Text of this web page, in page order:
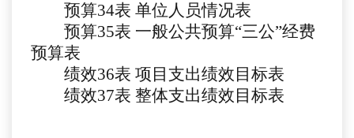
预算34表 单位人员情况表
预算35表 一般公共预算“三公”经费
预算表
绩效36表 项目支出绩效目标表
绩效37表 整体支出绩效目标表